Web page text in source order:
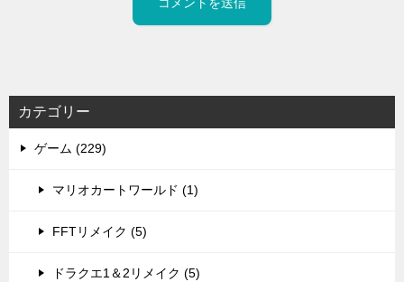
カテゴリー
ゲーム (229)
マリオカートワールド (1)
FFTリメイク (5)
ドラクエ1＆2リメイク (5)